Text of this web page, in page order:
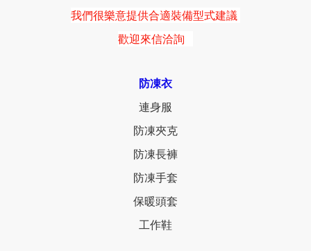
我們很樂意提供合適裝備型式建議
歡迎來信洽詢
防凍衣
連身服
防凍夾克
防凍長褲
防凍手套
保暖頭套
工作鞋